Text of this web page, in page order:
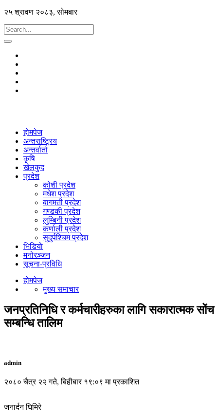
२५ श्रावण २०८३, सोमबार
होमपेज
अन्तराष्ट्रिय
अन्तर्वार्ता
कृषि
खेलकुद
प्रदेश
कोशी प्रदेश
मधेश प्रदेश
बागमती प्रदेश
गण्डकी प्रदेश
लुम्बिनी प्रदेश
कर्णाली प्रदेश
सुदुर्पश्चिम प्रदेश
भिडियाे
मनोरञ्जन
सूचना-प्रविधि
होमपेज
मुख्य समाचार
जनप्रतिनिधि र कर्मचारीहरुका लागि सकारात्मक सोंच
सम्बन्धि तालिम
admin
२०८० चैत्र २२ गते, बिहीबार १९:०९ मा प्रकाशित
जनार्दन घिमिरे